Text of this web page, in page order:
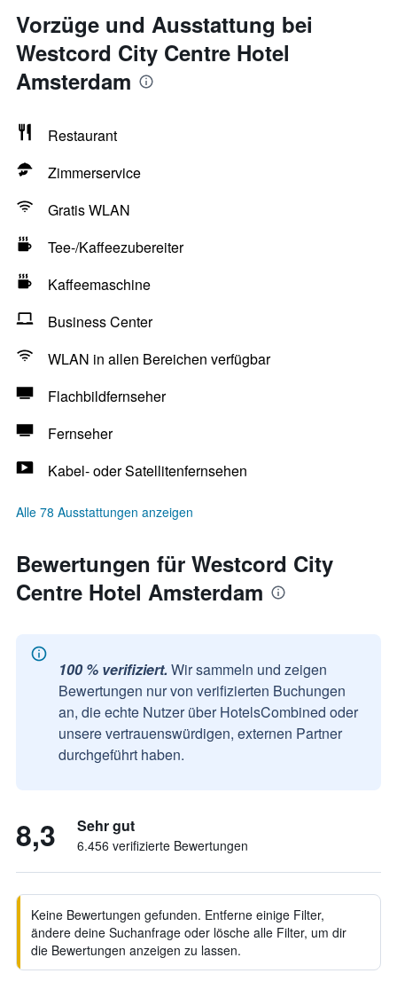
Vorzüge und Ausstattung bei
Westcord City Centre Hotel
Amsterdam
Restaurant
Zimmerservice
Gratis WLAN
Tee-/Kaffeezubereiter
Kaffeemaschine
Business Center
WLAN in allen Bereichen verfügbar
Flachbildfernseher
Fernseher
Kabel- oder Satellitenfernsehen
Alle 78 Ausstattungen anzeigen
Bewertungen für Westcord City
Centre Hotel Amsterdam
100 % verifiziert. Wir sammeln und zeigen
Bewertungen nur von verifizierten Buchungen
an, die echte Nutzer über HotelsCombined oder
unsere vertrauenswürdigen, externen Partner
durchgeführt haben.
8,3 Sehr gut
6.456 verifizierte Bewertungen
Keine Bewertungen gefunden. Entferne einige Filter,
ändere deine Suchanfrage oder lösche alle Filter, um dir
die Bewertungen anzeigen zu lassen.